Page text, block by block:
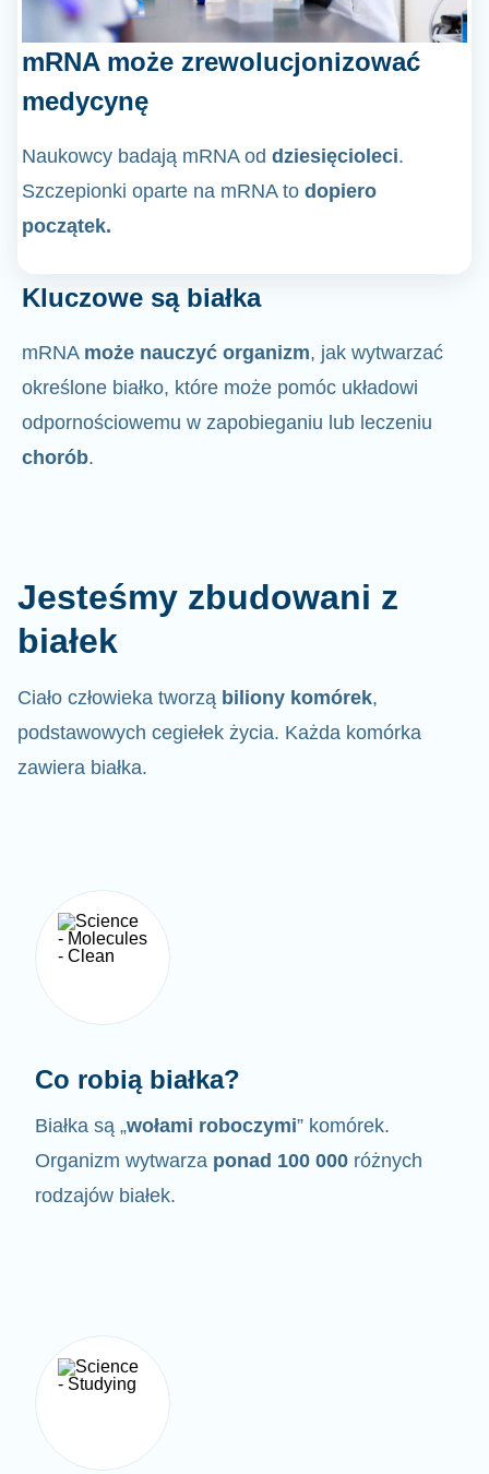
mRNA może zrewolucjonizować
medycynę
Naukowcy badają mRNA od dziesięcioleci.
Szczepionki oparte na mRNA to dopiero
początek.
Kluczowe są białka
mRNA może nauczyć organizm, jak wytwarzać
określone białko, które może pomóc układowi
odpornościowemu w zapobieganiu lub leczeniu
chorób.
Jesteśmy zbudowani z
białek
Ciało człowieka tworzą biliony komórek,
podstawowych cegiełek życia. Każda komórka
zawiera białka.
Co robią białka?
Białka są „wołami roboczymi” komórek.
Organizm wytwarza ponad 100 000 różnych
rodzajów białek.